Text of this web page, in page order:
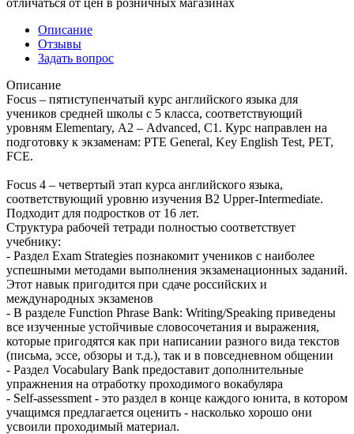
Описание
Отзывы
Задать вопрос
Описание
Focus – пятиступенчатый курс английского языка для
учеников средней школы с 5 класса, соответствующий
уровням Elementary, А2 – Advanced, С1. Курс направлен на
подготовку к экзаменам: PTE General, Key English Test, PET,
FCE.
Focus 4 – четвертый этап курса английского языка,
соответствующий уровню изучения В2 Upper-Intermediate.
Подходит для подростков от 16 лет.
Структура рабочей тетради полностью соответствует
учебнику:
- Раздел Exam Strategies познакомит учеников с наиболее
успешными методами выполнения экзаменационных заданий.
Этот навык пригодится при сдаче российских и
международных экзаменов
- В разделе Function Phrase Bank: Writing/Speaking приведены
все изученные устойчивые словосочетания и выражения,
которые пригодятся как при написании разного вида текстов
(письма, эссе, обзоры и т.д.), так и в повседневном общении
- Раздел Vocabulary Bank предоставит дополнительные
упражнения на отработку проходимого вокабуляра
- Self-assessment - это раздел в конце каждого юнита, в котором
учащимся предлагается оценить - насколько хорошо они
усвоили проходимый материал.